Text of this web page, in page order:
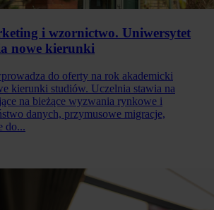
i wzornictwo. Uniwersytet
nowe kierunki
do oferty na rok akademicki
kierunki studiów. Uczelnia stawia na
na bieżące wyzwania rynkowe i
danych, przymusowe migracje,
do...